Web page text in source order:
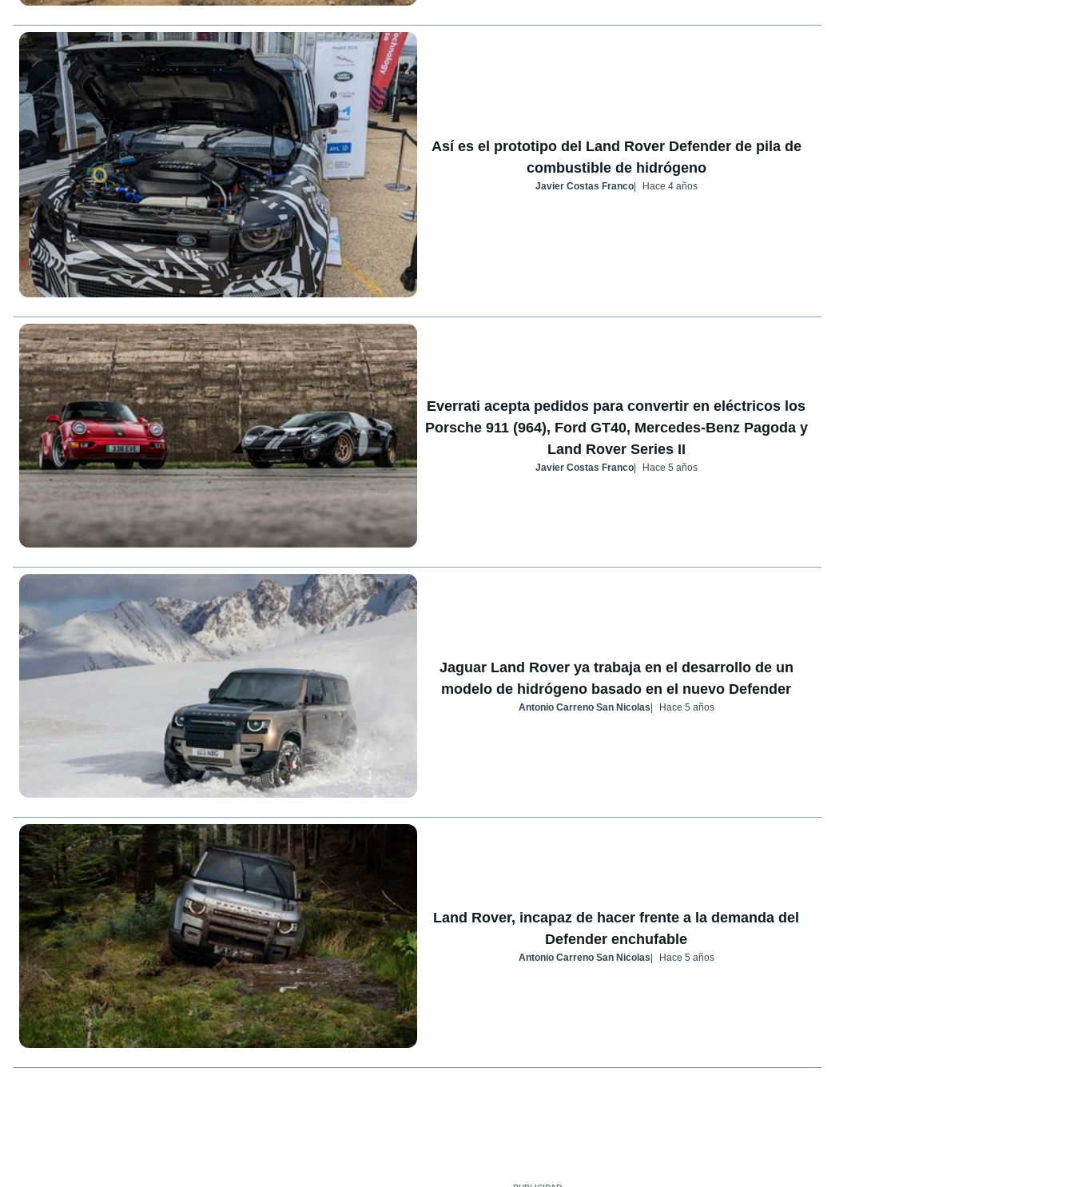
Así es el prototipo del Land Rover Defender de pila de
combustible de hidrógeno
Javier Costas Franco Hace 4 años
Everrati acepta pedidos para convertir en eléctricos los
Porsche 911 (964), Ford GT40, Mercedes-Benz Pagoda y
Land Rover Series II
Javier Costas Franco Hace 5 años
Jaguar Land Rover ya trabaja en el desarrollo de un
modelo de hidrógeno basado en el nuevo Defender
Antonio Carreno San Nicolas Hace 5 años
Land Rover, incapaz de hacer frente a la demanda del
Defender enchufable
Antonio Carreno San Nicolas Hace 5 años